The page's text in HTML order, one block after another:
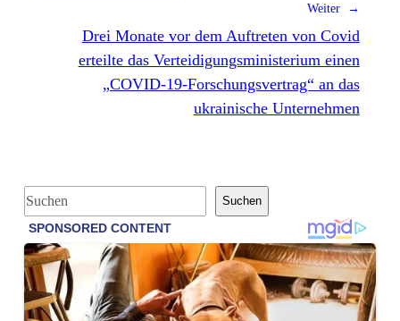
Weiter →
Drei Monate vor dem Auftreten von Covid
erteilte das Verteidigungsministerium einen
„COVID-19-Forschungsvertrag“ an das
ukrainische Unternehmen
S
u
h
e
n
Suchen